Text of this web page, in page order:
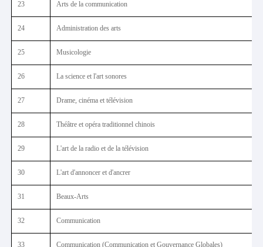
23 Arts de la communication
24 Administration des arts
25 Musicologie
26 La science et l'art sonores
27 Drame, cinéma et télévision
28 Théâtre et opéra traditionnel chinois
29 L'art de la radio et de la télévision
30 L'art d'annoncer et d'ancrer
31 Beaux-Arts
32 Communication
33 Communication (Communication et Gouvernance Globales)